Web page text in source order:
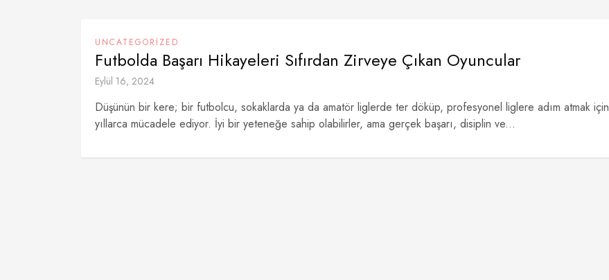
UNCATEGORIZED
Futbolda Başarı Hikayeleri Sıfırdan Zirveye Çıkan Oyuncular
Eylül 16, 2024
Düşünün bir kere; bir futbolcu, sokaklarda ya da amatör liglerde ter döküp, profesyonel liglere adım atmak için
yıllarca mücadele ediyor. İyi bir yeteneğe sahip olabilirler, ama gerçek başarı, disiplin ve...